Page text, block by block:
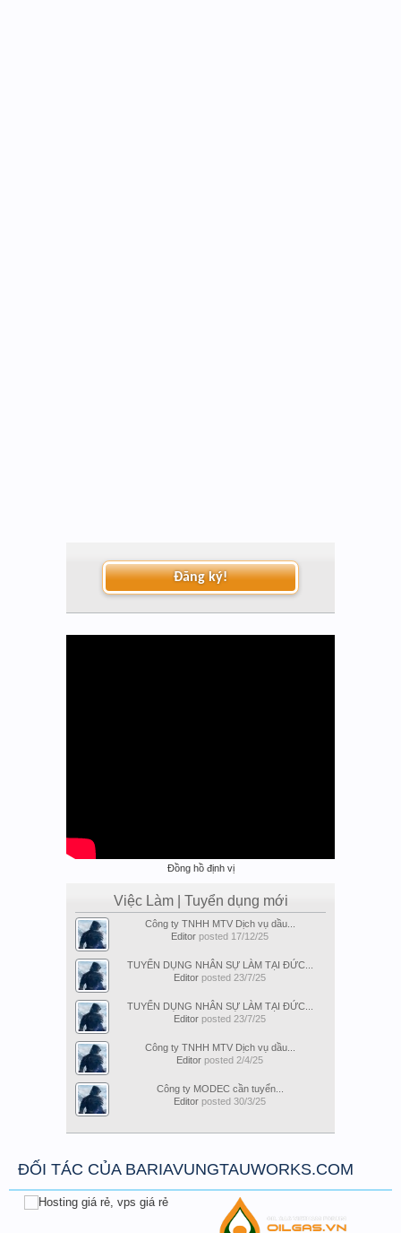
Đăng ký!
Đồng hồ định vị
Việc Làm | Tuyển dụng mới
Công ty TNHH MTV Dịch vụ dầu...
Editor posted 17/12/25
TUYỂN DỤNG NHÂN SỰ LÀM TẠI ĐỨC...
Editor posted 23/7/25
TUYỂN DỤNG NHÂN SỰ LÀM TẠI ĐỨC...
Editor posted 23/7/25
Công ty TNHH MTV Dịch vụ dầu...
Editor posted 2/4/25
Công ty MODEC cần tuyển...
Editor posted 30/3/25
ĐỐI TÁC CỦA BARIAVUNGTAUWORKS.COM